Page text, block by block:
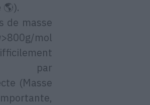
de masse
mol
par
(Masse